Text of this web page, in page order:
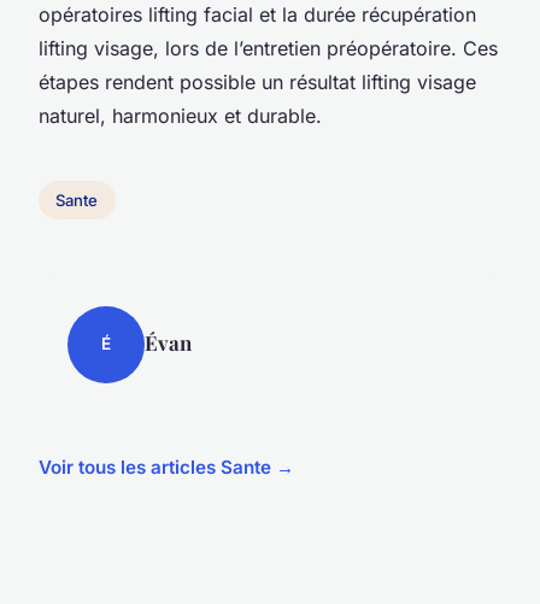
opératoires lifting facial et la durée récupération
lifting visage, lors de l’entretien préopératoire. Ces
étapes rendent possible un résultat lifting visage
naturel, harmonieux et durable.
Sante
É Évan
Voir tous les articles Sante →